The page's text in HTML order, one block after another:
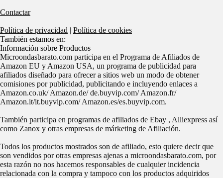
Contactar
Política de privacidad | Política de cookies
También estamos en:
Información sobre Productos
Microondasbarato.com participa en el Programa de Afiliados de
Amazon EU y Amazon USA, un programa de publicidad para
afiliados diseñado para ofrecer a sitios web un modo de obtener
comisiones por publicidad, publicitando e incluyendo enlaces a
Amazon.co.uk/ Amazon.de/ de.buyvip.com/ Amazon.fr/
Amazon.it/it.buyvip.com/ Amazon.es/es.buyvip.com.
También participa en programas de afiliados de Ebay , Alliexpress así
como Zanox y otras empresas de márketing de Afiliación.
Todos los productos mostrados son de afiliado, esto quiere decir que
son vendidos por otras empresas ajenas a microondasbarato.com, por
esta razón no nos hacemos responsables de cualquier incidencia
relacionada con la compra y tampoco con los productos adquiridos